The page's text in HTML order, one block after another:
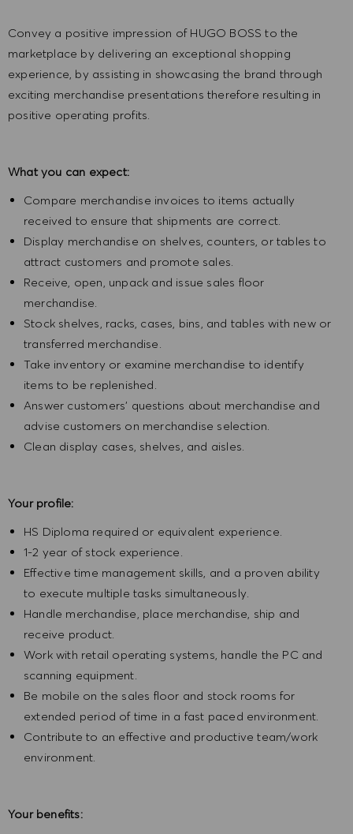
Convey a positive impression of HUGO BOSS to the
marketplace by delivering an exceptional shopping
experience, by assisting in showcasing the brand through
exciting merchandise presentations therefore resulting in
positive operating profits.
What you can expect:
Compare merchandise invoices to items actually
received to ensure that shipments are correct.
Display merchandise on shelves, counters, or tables to
attract customers and promote sales.
Receive, open, unpack and issue sales floor
merchandise.
Stock shelves, racks, cases, bins, and tables with new or
transferred merchandise.
Take inventory or examine merchandise to identify
items to be replenished.
Answer customers' questions about merchandise and
advise customers on merchandise selection.
Clean display cases, shelves, and aisles.
Your profile:
HS Diploma required or equivalent experience.
1-2 year of stock experience.
Effective time management skills, and a proven ability
to execute multiple tasks simultaneously.
Handle merchandise, place merchandise, ship and
receive product.
Work with retail operating systems, handle the PC and
scanning equipment.
Be mobile on the sales floor and stock rooms for
extended period of time in a fast paced environment.
Contribute to an effective and productive team/work
environment.
Your benefits: